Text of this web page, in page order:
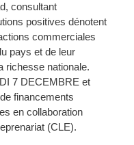
consultant
positives dénotent
commerciales
pays et de leur
richesse nationale.
7 DECEMBRE et
financements
en collaboration
(CLE).